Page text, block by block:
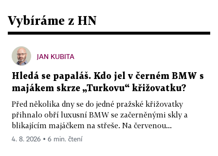
Vybíráme z HN
JAN KUBITA
Hledá se papaláš. Kdo jel v černém BMW s
majákem skrze „Turkovu“ křižovatku?
Před několika dny se do jedné pražské křižovatky
přihnalo obří luxusní BMW se začerněnými skly a
blikajícím majáčkem na střeše. Na červenou...
4. 8. 2026 ▪ 6 min. čtení